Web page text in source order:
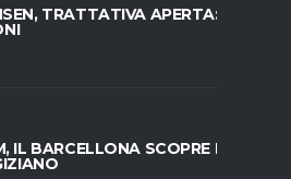
TRATTATIVA APERTA:
IL BARCELLONA SCOPRE IL